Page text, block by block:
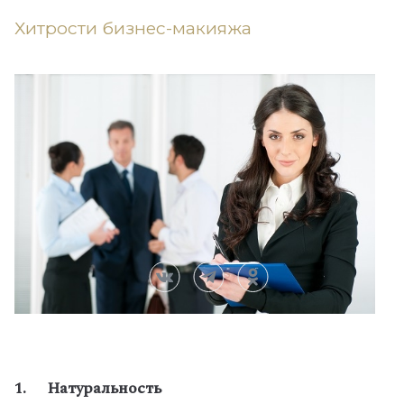
Хитрости бизнес-макияжа
1. Натуральность